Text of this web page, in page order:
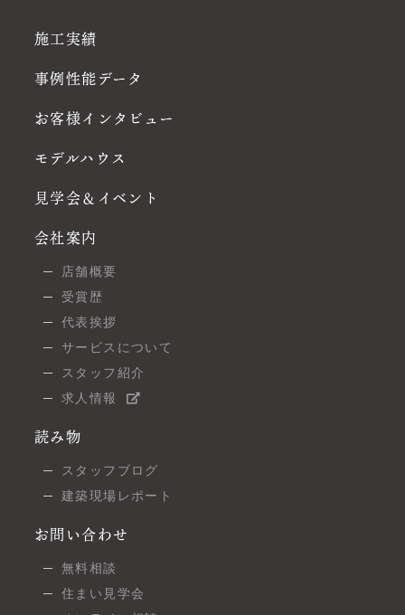
施工実績
事例性能データ
お客様インタビュー
モデルハウス
見学会＆イベント
会社案内
店舗概要
受賞歴
代表挨拶
サービスについて
スタッフ紹介
求人情報
読み物
スタッフブログ
建築現場レポート
お問い合わせ
無料相談
住まい見学会